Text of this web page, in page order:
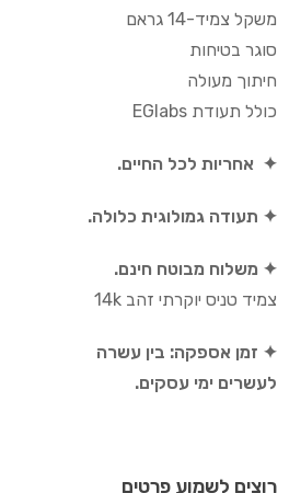
משקל צמיד-14 גראם
סוגר בטיחות
חיתוך מעולה
כולל תעודת EGlabs
✦ אחריות לכל החיים.
✦ תעודה גמולוגית כלולה.
✦ משלוח מבוטח חינם.
צמיד טניס יוקרתי זהב 14k
✦ זמן אספקה: בין עשרה
לעשרים ימי עסקים.
רוצים לשמוע פרטים